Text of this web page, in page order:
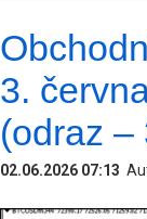
3.
(odraz –
02.06.2026 07:13